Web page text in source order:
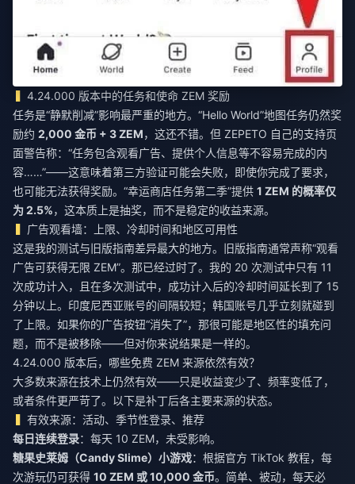
4.24.000 版本中的任务和使命 ZEM 奖励
任务是“静默削减”影响最严重的地方。“Hello World”地图任务仍然奖
励约 2,000 金币 + 3 ZEM，这还不错。但 ZEPETO 自己的支持页
面警告称：“任务包含观看广告、提供个人信息等不容易完成的内
容……”——这意味着第三方验证可能会失败，即使你完成了要求，
也可能无法获得奖励。“幸运商店任务第二季”提供 1 ZEM 的概率仅
为 2.5%，这本质上是抽奖，而不是稳定的收益来源。
广告观看墙：上限、冷却时间和地区可用性
这是我的测试与旧版指南差异最大的地方。旧版指南通常声称“观看
广告可获得无限 ZEM”。那已经过时了。我的 20 次测试中只有 11
次成功计入，且在多次测试中，成功计入后的冷却时间延长到了 15
分钟以上。印度尼西亚账号的间隔较短；韩国账号几乎立刻就碰到
了上限。如果你的广告按钮“消失了”，那很可能是地区性的填充问
题，而不是被移除——但对你来说结果是一样的。
4.24.000 版本后，哪些免费 ZEM 来源依然有效？
大多数来源在技术上仍然有效——只是收益变少了、频率变低了，
或者条件更严苛了。以下是补丁后各主要来源的状态。
有效来源：活动、季节性登录、推荐
每日连续登录：每天 10 ZEM，未受影响。
糖果史莱姆（Candy Slime）小游戏：根据官方 TikTok 教程，每
次游玩仍可获得 10 ZEM 或 10,000 金币。简单、被动，每天必